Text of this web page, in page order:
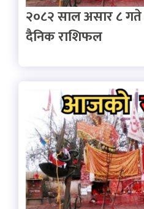
२०८२ साल असार ८
दैनिक राशिफल